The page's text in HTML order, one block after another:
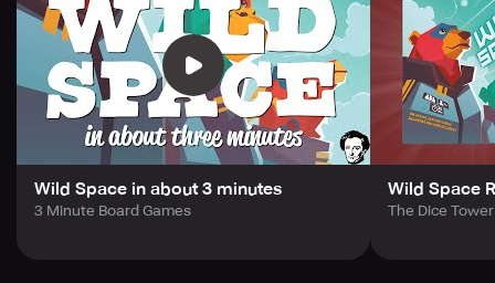
Wild Space in about 3 minutes
3 Minute Board Games
Wild Space
The Dice Tower